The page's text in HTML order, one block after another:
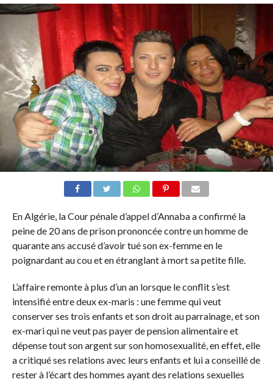
En Algérie, la Cour pénale d’appel d’Annaba a confirmé la
peine de 20 ans de prison prononcée contre un homme de
quarante ans accusé d’avoir tué son ex-femme en le
poignardant au cou et en étranglant à mort sa petite fille.
L’affaire remonte à plus d’un an lorsque le conflit s’est
intensifié entre deux ex-maris : une femme qui veut
conserver ses trois enfants et son droit au parrainage, et son
ex-mari qui ne veut pas payer de pension alimentaire et
dépense tout son argent sur son homosexualité, en effet, elle
a critiqué ses relations avec leurs enfants et lui a conseillé de
rester à l’écart des hommes ayant des relations sexuelles